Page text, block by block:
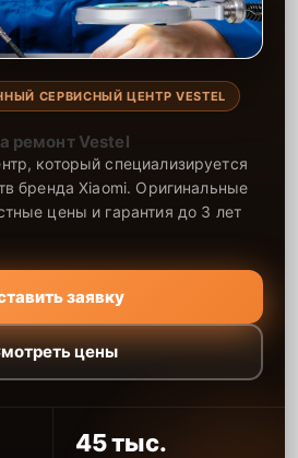
СЕРВИСНЫЙ ЦЕНТР VESTEL
ремонт Vestel
который специализируется
бренда Xiaomi. Оригинальные
цены и гарантия до 3 лет
заявку
цены
45 тыс.